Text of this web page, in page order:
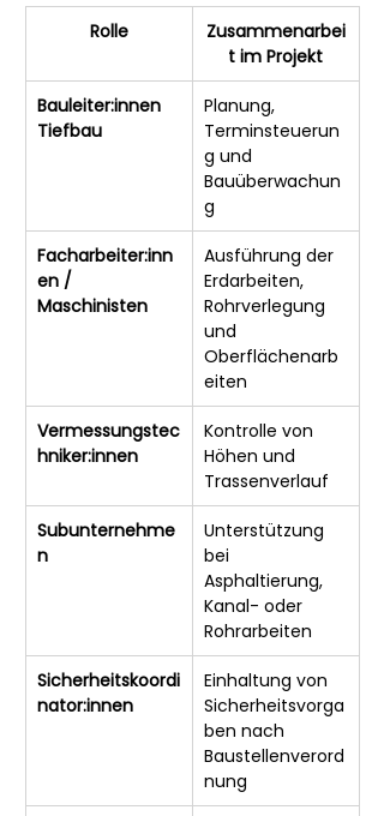
Rolle
Zusammenarbei
t im Projekt
Bauleiter:innen
Tiefbau
Planung,
Terminsteuerun
g und
Bauüberwachun
g
Facharbeiter:inn
en /
Maschinisten
Ausführung der
Erdarbeiten,
Rohrverlegung
und
Oberflächenarb
eiten
Vermessungstec
hniker:innen
Kontrolle von
Höhen und
Trassenverlauf
Subunternehme
n
Unterstützung
bei
Asphaltierung,
Kanal- oder
Rohrarbeiten
Sicherheitskoordi
nator:innen
Einhaltung von
Sicherheitsvorga
ben nach
Baustellenverord
nung